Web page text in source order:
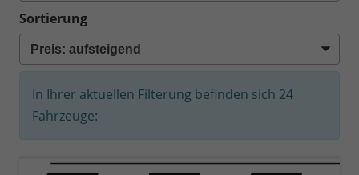
Sortierung
In Ihrer aktuellen Filterung befinden sich 24
Fahrzeuge: